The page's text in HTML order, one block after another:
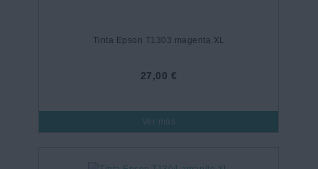
Tinta Epson T1303 magenta XL
27,00 €
Ver más